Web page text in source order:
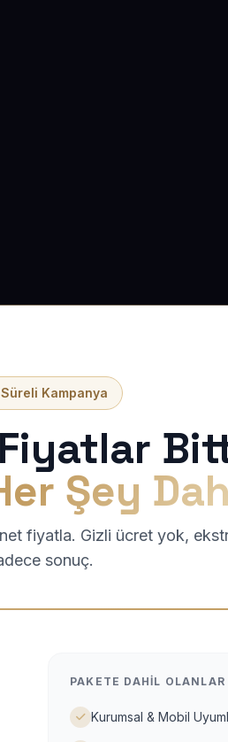
Süreli Kampanya
Şey
fiyatla. Gizli ücret yok,
sonuç.
PAKETE DAHIL OLANLAR
Kurumsal & Mobil